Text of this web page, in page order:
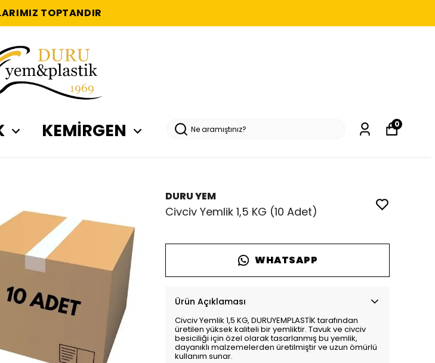
TOPTANDIR
KEMİRGEN 0
DURU YEM
Civciv Yemlik 1,5 KG (10 Adet)
WHATSAPP
Ürün Açıklaması
Civciv Yemlik 1,5 KG, DURUYEMPLASTİK tarafından
üretilen yüksek kaliteli bir yemliktir. Tavuk ve civciv
besiciliği için özel olarak tasarlanmış bu yemlik,
dayanıklı malzemelerden üretilmiştir ve uzun ömürlü
kullanım sunar.